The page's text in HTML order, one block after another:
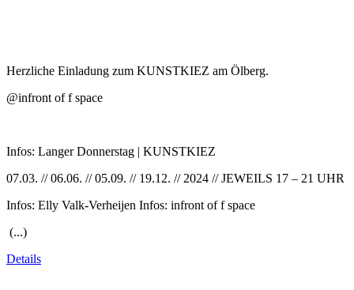
Herzliche Einladung zum KUNSTKIEZ am Ölberg.
@infront of f space
Infos: Langer Donnerstag | KUNSTKIEZ
07.03. // 06.06. // 05.09. // 19.12. // 2024 // JEWEILS 17 – 21 UHR
Infos: Elly Valk-Verheijen Infos: infront of f space
(...)
Details